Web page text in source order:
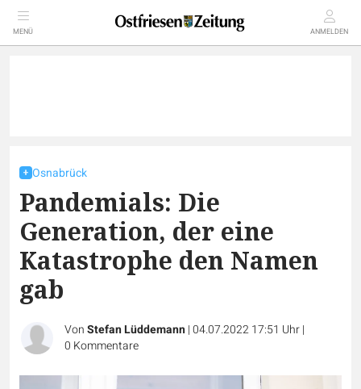
MENÜ ANMELDEN
Osnabrück
Pandemials: Die
Generation, der eine
Katastrophe den Namen
gab
VonStefan Lüddemann|04.07.2022 17:51 Uhr|
0 Kommentare